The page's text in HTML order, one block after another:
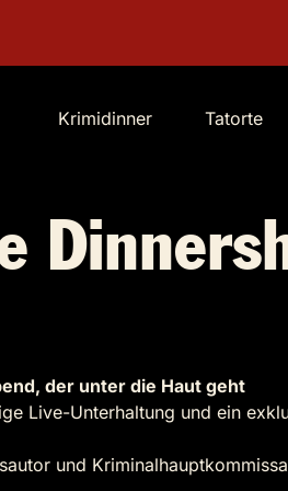
Krimidinner Tatorte
der unter die Haut geht
Live-Unterhaltung und ein
und